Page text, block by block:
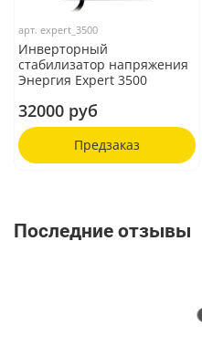
арт.expert_3500
Инверторный
стабилизатор напряжения
Энергия Expert 3500
32000 руб
Предзаказ
Последние отзывы